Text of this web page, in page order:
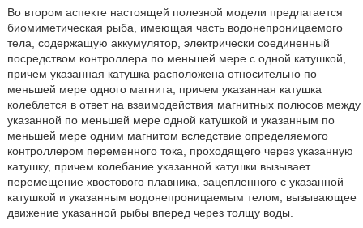
Во втором аспекте настоящей полезной модели предлагается
биомиметическая рыба, имеющая часть водонепроницаемого
тела, содержащую аккумулятор, электрически соединенный
посредством контроллера по меньшей мере с одной катушкой,
причем указанная катушка расположена относительно по
меньшей мере одного магнита, причем указанная катушка
колеблется в ответ на взаимодействия магнитных полюсов между
указанной по меньшей мере одной катушкой и указанным по
меньшей мере одним магнитом вследствие определяемого
контроллером переменного тока, проходящего через указанную
катушку, причем колебание указанной катушки вызывает
перемещение хвостового плавника, зацепленного с указанной
катушкой и указанным водонепроницаемым телом, вызывающее
движение указанной рыбы вперед через толщу воды.